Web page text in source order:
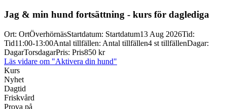
Jag & min hund fortsättning - kurs för daglediga
Ort: OrtÖverhörnäsStartdatum: Startdatum13 Aug 2026Tid:
Tid11:00-13:00Antal tillfällen: Antal tillfällen4 st tillfällenDagar:
DagarTorsdagarPris: Pris850 kr
Läs vidare om "Aktivera din hund"
Kurs
Nyhet
Dagtid
Friskvård
Prova på